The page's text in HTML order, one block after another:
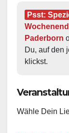
Psst:
Paderborn
Du, auf den
klickst.
Wähle Dein